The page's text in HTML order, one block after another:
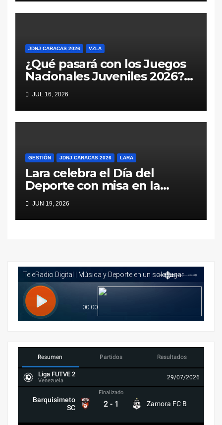
JDNJ CARACAS 2026 VZLA
¿Qué pasará con los Juegos
Nacionales Juveniles 2026?
Las variables sobre la mesa
deportiva de Venezuela
JUL 16, 2026
GESTIÓN JDNJ CARACAS 2026 LARA
Lara celebra el Día del
Deporte con misa en la
catedral y reafirma su unidad
rumbo a Caracas 2026
JUN 19, 2026
Resumen Partidos Resultados
Liga FUTVE 2
Venezuela 29/07/2026
Barquisimeto
SC
Finalizado
2 - 1 Zamora FC B